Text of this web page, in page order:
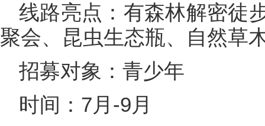
线路亮点：有森林解密徒
聚会、昆虫生态瓶、自然草
招募对象：青少年
时间：7月-9月